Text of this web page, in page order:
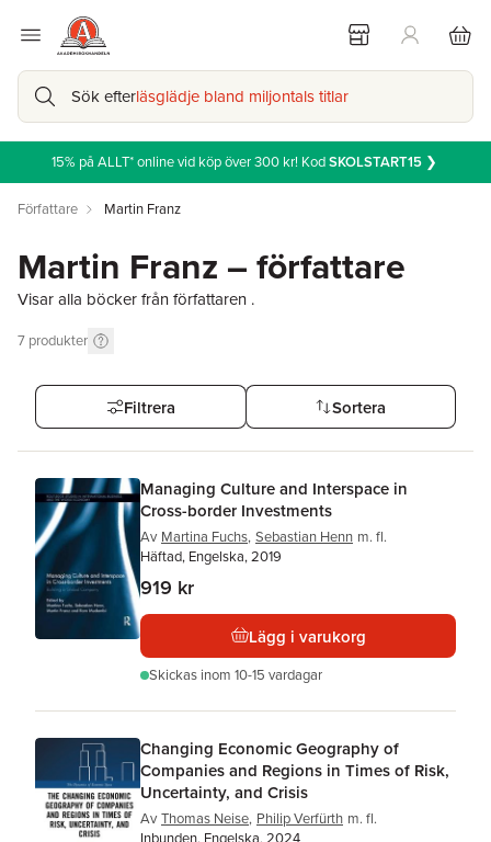
Sök efterläsglädje bland miljontals titlar
15% på ALLT* online vid köp över 300 kr! KodSKOLSTART15❯
Författare Martin Franz
Martin Franz – författare
Visar alla böcker från författaren .
7 produkter
Filtrera Sortera
Managing Culture and Interspace in
Cross-border Investments
Av Martina Fuchs, Sebastian Henn m. fl.
Häftad, Engelska, 2019
919 kr
Lägg i varukorg
Skickas inom 10-15 vardagar
Changing Economic Geography of
Companies and Regions in Times of Risk,
Uncertainty, and Crisis
Av Thomas Neise, Philip Verfürth m. fl.